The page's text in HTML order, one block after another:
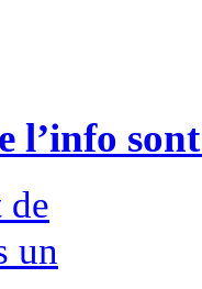
l’info